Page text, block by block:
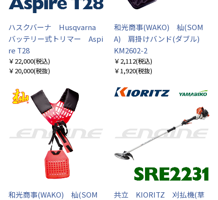
ハスクバーナ Husqvarna
バッテリー式トリマー Aspi
re T28
￥22,000(税込)
￥20,000(税抜)
和光商事(WAKO) 杣(SOM
A) 肩掛けバンド(ダブル)
KM2602-2
￥2,112(税込)
￥1,920(税抜)
和光商事(WAKO) 杣(SOM
共立 KIORITZ 刈払機(草